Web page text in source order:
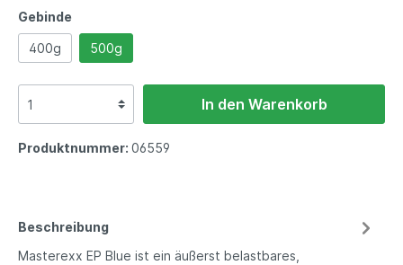
Gebinde
400g 500g
In den Warenkorb
Produktnummer: 06559
Beschreibung
Masterexx EP Blue ist ein äußerst belastbares,